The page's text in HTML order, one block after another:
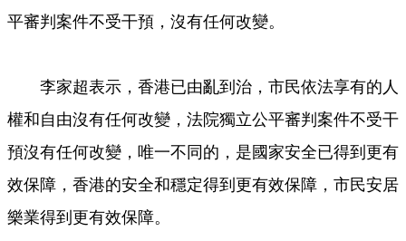
平審判案件不受干預，沒有任何改變。
李家超表示，香港已由亂到治，市民依法享有的人
權和自由沒有任何改變，法院獨立公平審判案件不受干
預沒有任何改變，唯一不同的，是國家安全已得到更有
效保障，香港的安全和穩定得到更有效保障，市民安居
樂業得到更有效保障。